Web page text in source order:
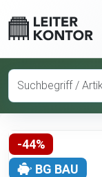
-44%
BG BAU